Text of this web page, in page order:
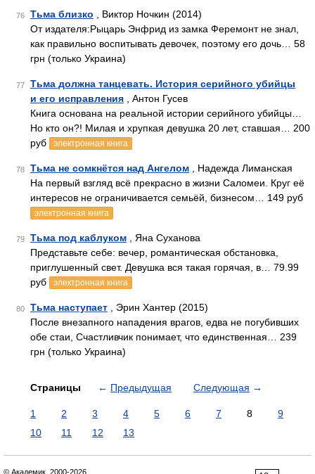
76 Тьма близко , Виктор Ночкин (2014)
От издателя:Рыцарь Энфрид из замка Феремонт не знал,
как правильно воспитывать девочек, поэтому его дочь… 58
грн (только Украина)
77
Тьма должна танцевать. История серийного убийцы
и его исправления , Антон Гусев
Книга основана на реальной истории серийного убийцы…
Но кто он?! Милая и хрупкая девушка 20 лет, ставшая… 200
руб
электронная книга
78 Тьма не сомкнётся над Ангелом , Надежда Лиманская
На первый взгляд всё прекрасно в жизни Саломеи. Круг её
интересов не ограничивается семьёй, бизнесом… 149 руб
электронная книга
79 Тьма под каблуком , Яна Суханова
Представьте себе: вечер, романтическая обстановка,
приглушенный свет. Девушка вся такая горячая, в… 79.99
руб
электронная книга
80 Тьма наступает , Эрин Хантер (2015)
После внезапного нападения врагов, едва не погубивших
обе стаи, Счастливчик понимает, что единственная… 239
грн (только Украина)
Страницы ← Предыдущая Следующая →
1 2 3 4 5 6 7 8
9
10
11 12 13
© Академик, 2000-2026